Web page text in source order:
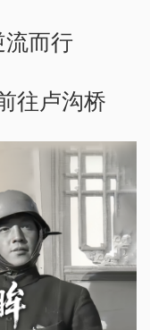
而行
往卢沟桥